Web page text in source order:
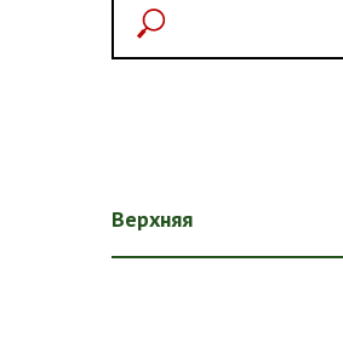
Верхняя